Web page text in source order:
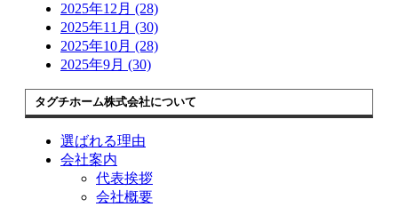
2025年12月 (28)
2025年11月 (30)
2025年10月 (28)
2025年9月 (30)
タグチホーム株式会社について
選ばれる理由
会社案内
代表挨拶
会社概要